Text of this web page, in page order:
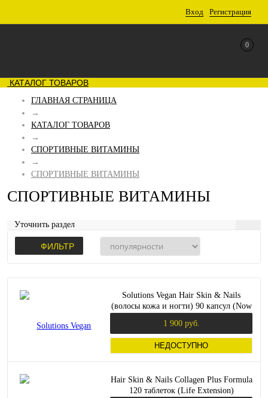
Вход Регистрация
0
КАТАЛОГ ТОВАРОВ
ГЛАВНАЯ СТРАНИЦА
→
КАТАЛОГ ТОВАРОВ
→
СПОРТИВНЫЕ ВИТАМИНЫ
→
СПОРТИВНЫЕ ВИТАМИНЫ
СПОРТИВНЫЕ ВИТАМИНЫ
Уточнить раздел
ФИЛЬТР
Solutions Vegan Hair Skin & Nails
(волосы кожа и ногти) 90 капсул (Now
1 900 руб.
НЕДОСТУПНО
Hair Skin & Nails Collagen Plus Formula
120 таблеток (Life Extension)